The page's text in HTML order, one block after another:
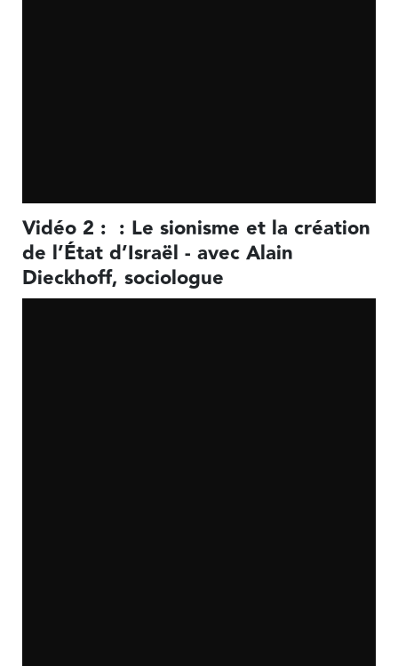
Vidéo 2 : : Le sionisme et la création
de l’État d’Israël - avec Alain
Dieckhoff, sociologue